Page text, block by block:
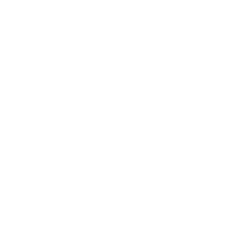
richtigen Geschichten Emotionen weckst, Dein Unternehmen
Gerade für kleine und mittelständische Unternehmen ist
abzuheben - mit Geschichten, die berühren,
Marketing
gutes Storytelling steigert die Wirkung Deiner
oder Verkaufspräsentation gutes Storytelling steigert die
Geschichten deine Reichweite erhöhst, Dein
zum echten Kundenmagneten machst. Du bekommst
kann, Inhalte effizienter zu erstellen - ohne Deine
Seminar mit vielen Übungen, sofort einsetzbaren
sofort wirksam für Dein Marketing nutzen kannst.